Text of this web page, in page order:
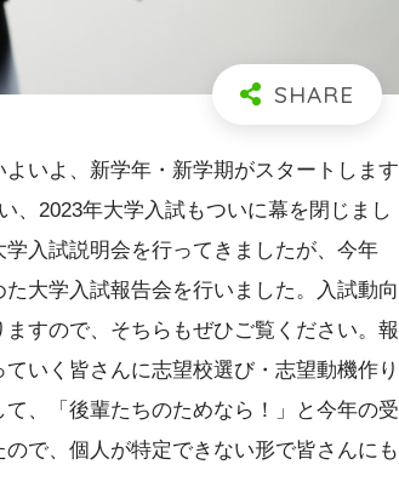
いよ、新学年・新学期がスタートします
、2023年大学入試もついに幕を閉じまし
入試説明会を行ってきましたが、今年
大学入試報告会を行いました。入試動向
すので、そちらもぜひご覧ください。報
いく皆さんに志望校選び・志望動機作り
、「後輩たちのためなら！」と今年の受
で、個人が特定できない形で皆さんにも